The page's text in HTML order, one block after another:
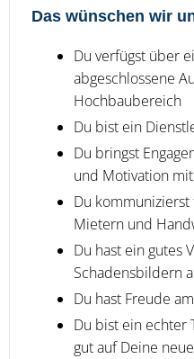
Das wünschen wir
Du verfügst über
abgeschlossene
Hochbaubereich
Du bist ein
Du bringst
und Motivation mit
Du
Mietern und
Du hast ein gutes
Schadensbildern
Du hast Freude
Du bist ein echter
gut auf Deine